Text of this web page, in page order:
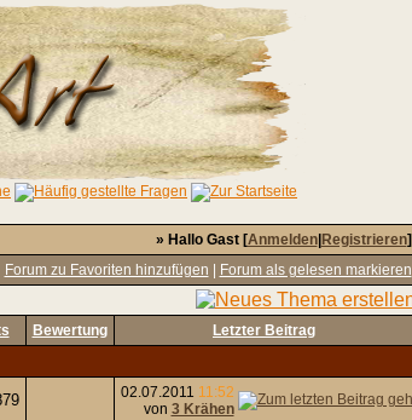
» Hallo Gast [Anmelden| Registrieren]
Forum zu Favoriten hinzufügen
Forum als gelesen markieren
Bewertung Letzter Beitrag
02.07.2011 11:52
von 3 Krähen